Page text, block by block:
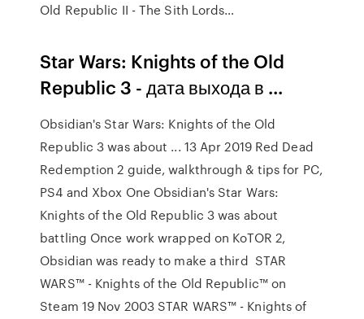
Old Republic II - The Sith Lords…
Star Wars: Knights of the Old
Republic 3 - дата выхода в ...
Obsidian's Star Wars: Knights of the Old
Republic 3 was about ... 13 Apr 2019 Red Dead
Redemption 2 guide, walkthrough & tips for PC,
PS4 and Xbox One Obsidian's Star Wars:
Knights of the Old Republic 3 was about
battling Once work wrapped on KoTOR 2,
Obsidian was ready to make a third STAR
WARS™ - Knights of the Old Republic™ on
Steam 19 Nov 2003 STAR WARS™ - Knights of